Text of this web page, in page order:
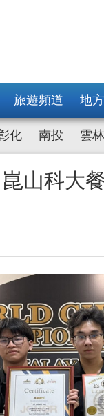
旅遊頻道 地
化 南投 雲林
山科大